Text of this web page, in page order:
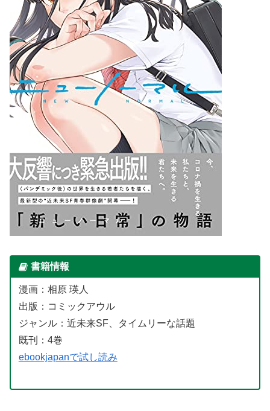
書籍情報
漫画：相原 瑛人
出版：コミックアウル
ジャンル：近未来SF、タイムリーな話題
既刊：4巻
ebookjapanで試し読み